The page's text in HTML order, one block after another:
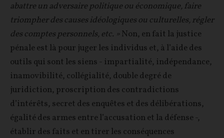
abattre un adversaire politique ou économique, faire
triompher des causes idéologiques ou culturelles, régler
des comptes personnels, etc. »Non, en fait la justice
pénale est là pour juger les individus et, à l’aide des
outils qui sont les siens - impartialité, indépendance,
inamovibilité, collégialité, double degré de
juridiction, proscription des contradictions
d’intérêts, secret des enquêtes et des délibérations,
égalité des armes entre l’accusation et la défense -,
établir des faits et en tirer les conséquences